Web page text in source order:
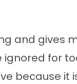
and gives
for
because it